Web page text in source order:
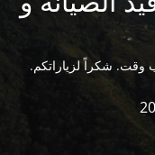
وقت. شكراً لزياراتكم.